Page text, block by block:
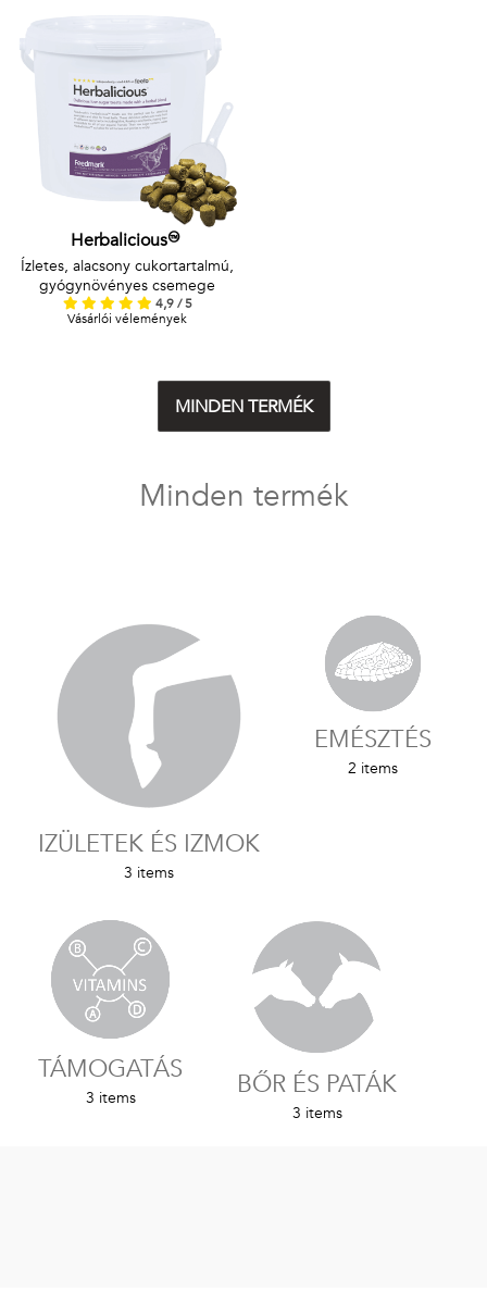
Herbalicious™
Ízletes, alacsony cukortartalmú,
gyógynövényes csemege
4,9 / 5
Vásárlói vélemények
MINDEN TERMÉK
Minden termék
IZÜLETEK ÉS IZMOK
3 items
EMÉSZTÉS
2 items
TÁMOGATÁS
3 items BŐR ÉS PATÁK
3 items